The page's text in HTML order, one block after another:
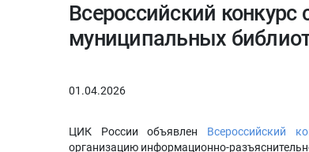
Всероссийский конкурс
муниципальных
01.04.2026
ЦИК России объявлен Всероссийский
организацию информационно-